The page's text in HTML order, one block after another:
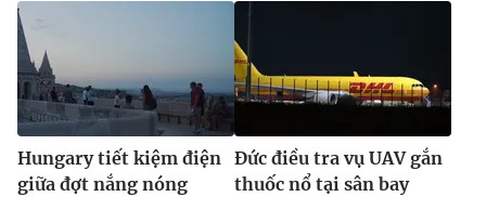
Hungary tiết kiệm điện
giữa đợt nắng nóng
Đức điều tra vụ UAV gắn
thuốc nổ tại sân bay